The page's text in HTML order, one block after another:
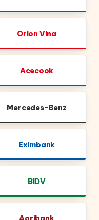
Orion Vina
Acecook
Mercedes-Benz
Eximbank
BIDV